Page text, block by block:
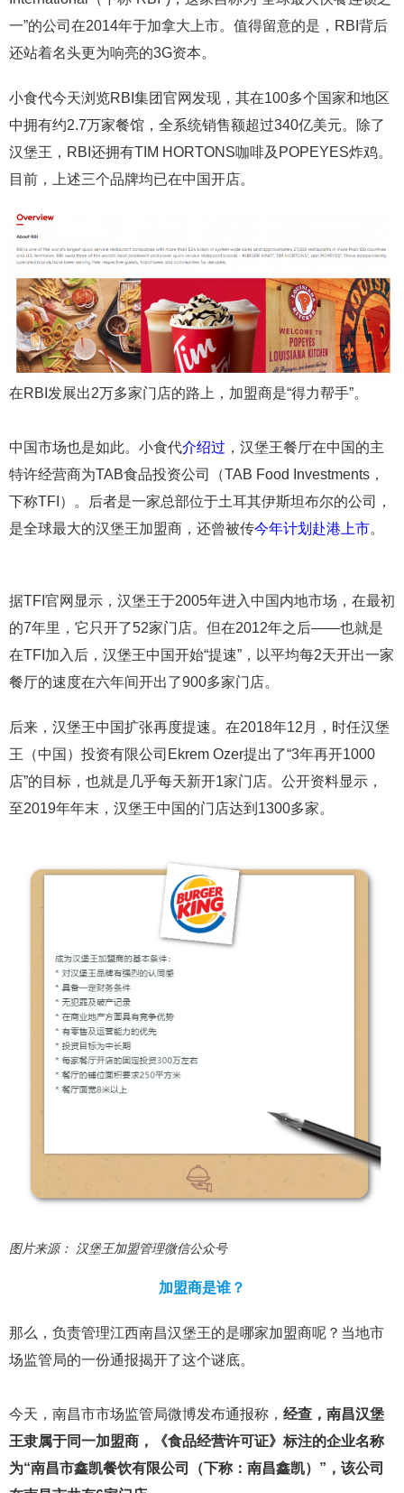
一”的公司在2014年于加拿大上市。值得留意的是，RBI背后
还站着名头更为响亮的3G资本。
小食代今天浏览RBI集团官网发现，其在100多个国家和地区
中拥有约2.7万家餐馆，全系统销售额超过340亿美元。除了
汉堡王，RBI还拥有TIM HORTONS咖啡及POPEYES炸鸡。
目前，上述三个品牌均已在中国开店。
在RBI发展出2万多家门店的路上，加盟商是“得力帮手”。
中国市场也是如此。小食代介绍过 ，汉堡王餐厅在中国的主
特许经营商为TAB食品投资公司（TAB Food Investments，
下称TFI）。后者是一家总部位于土耳其伊斯坦布尔的公司，
是全球最大的汉堡王加盟商，还曾被传今年计划赴港上市。
据TFI官网显示，汉堡王于2005年进入中国内地市场，在最初
的7年里，它只开了52家门店。但在2012年之后——也就是
在TFI加入后，汉堡王中国开始“提速”，以平均每2天开出一家
餐厅的速度在六年间开出了900多家门店。
后来，汉堡王中国扩张再度提速。在2018年12月，时任汉堡
王（中国）投资有限公司Ekrem Ozer提出了“3年再开1000
店”的目标，也就是几乎每天新开1家门店。公开资料显示，
至2019年年末，汉堡王中国的门店达到1300多家。
图片来源： 汉堡王加盟管理微信公众号
加盟商是谁？
那么，负责管理江西南昌汉堡王的是哪家加盟商呢？当地市
场监管局的一份通报揭开了这个谜底。
今天，南昌市市场监管局微博发布通报称， 经查，南昌汉堡
王隶属于同一加盟商，《食品经营许可证》标注的企业名称
为“南昌市鑫凯餐饮有限公司（下称：南昌鑫凯）”，该公司